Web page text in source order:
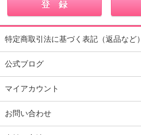
特定商取引法に基づく表記（返品など）
公式ブログ
マイアカウント
お問い合わせ